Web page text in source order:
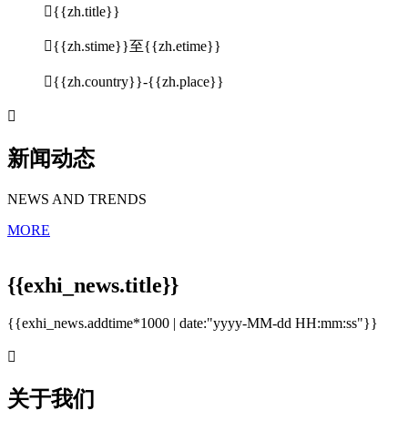
{{zh.title}}
{{zh.stime}}至{{zh.etime}}
{{zh.country}}-{{zh.place}}

新闻动态
NEWS AND TRENDS
MORE
{{exhi_news.title}}
{{exhi_news.addtime*1000 | date:"yyyy-MM-dd HH:mm:ss"}}

关于我们